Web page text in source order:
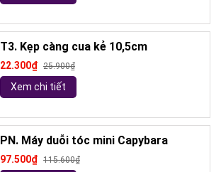
T3. Kẹp càng cua kẻ 10,5cm
22.300₫ 25.900₫
Xem chi tiết
PN. Máy duỗi tóc mini Capybara
97.500₫ 115.600₫